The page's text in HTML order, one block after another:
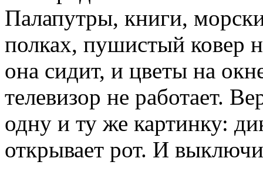
Палапутры, книги,
полках, пушистый ковер
она сидит, и цветы на
телевизор не работает.
одну и ту же картинку:
открывает рот. И